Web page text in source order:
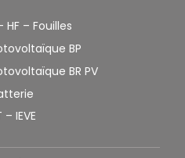
– Fouilles
BP
BR PV
IEVE